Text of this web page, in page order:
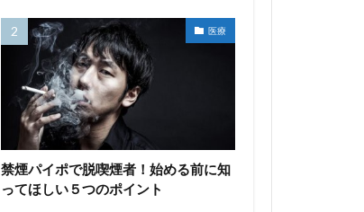
医療
禁煙パイポで脱喫煙者！始める前に知
ってほしい５つのポイント